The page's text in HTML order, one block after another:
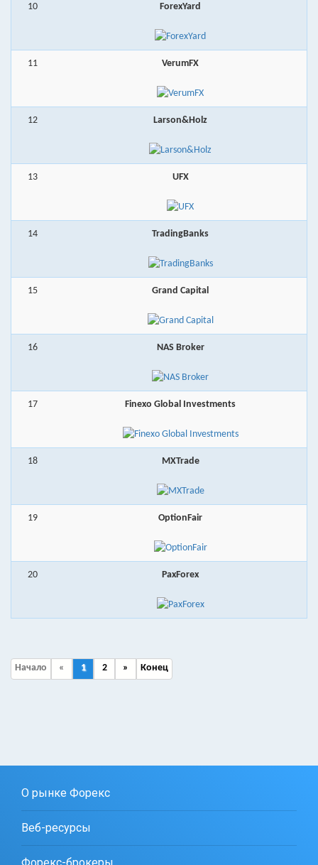
10 ForexYard
11 VerumFX
12 Larson&Holz
13 UFX
14 TradingBanks
15 Grand Capital
16 NAS Broker
17 Finexo Global Investments
18 MXTrade
19 OptionFair
20 PaxForex
Начало « 1 2 » Конец
О рынке Форекс
Веб-ресурсы